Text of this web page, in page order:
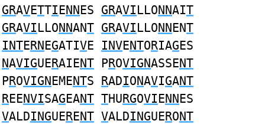
GRAVETTIENNES GRAVILLONNAIT
GRAVILLONNANT GRAVILLONNENT
INTERNEGATIVE INVENTORIAGES
NAVIGUERAIENT PROVIGNASSENT
PROVIGNEMENTS RADIONAVIGANT
REENVISAGEANT THURGOVIENNES
VALDINGUERENT VALDINGUERONT